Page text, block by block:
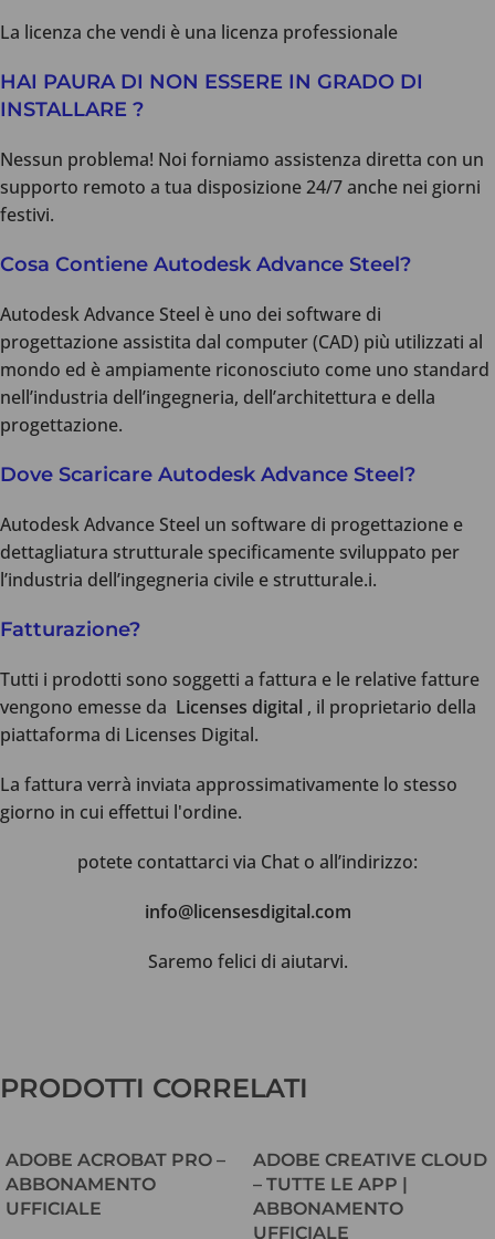
La licenza che vendi è una licenza professionale
HAI PAURA DI NON ESSERE IN GRADO DI
INSTALLARE ?
Nessun problema! Noi forniamo assistenza diretta con un
supporto remoto a tua disposizione 24/7 anche nei giorni
festivi.
Cosa Contiene Autodesk Advance Steel?
Autodesk Advance Steel è uno dei software di
progettazione assistita dal computer (CAD) più utilizzati al
mondo ed è ampiamente riconosciuto come uno standard
nell’industria dell’ingegneria, dell’architettura e della
progettazione.
Dove Scaricare Autodesk Advance Steel?
Autodesk Advance Steel un software di progettazione e
dettagliatura strutturale specificamente sviluppato per
l’industria dell’ingegneria civile e strutturale.i.
Fatturazione?
Tutti i prodotti sono soggetti a fattura e le relative fatture
vengono emesse da Licenses digital , il proprietario della
piattaforma di Licenses Digital.
La fattura verrà inviata approssimativamente lo stesso
giorno in cui effettui l'ordine.
potete contattarci via Chat o all’indirizzo:
info@licensesdigital.com
Saremo felici di aiutarvi.
Recensioni dei clienti
Giuseppe Tumolo
Rating: 5/5
PRODOTTI CORRELATI
ADOBE ACROBAT PRO –
ABBONAMENTO
UFFICIALE
ADOBE CREATIVE CLOUD
– TUTTE LE APP |
ABBONAMENTO
UFFICIALE